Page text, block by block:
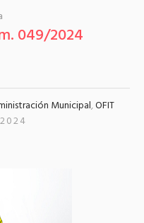
049/2024
Municipal,OFIT